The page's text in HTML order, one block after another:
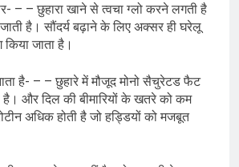
– – छुहारा खाने से त्वचा ग्लो करने लगती है
है। सौंदर्य बढ़ाने के लिए अक्सर ही घरेलू
जाता है।
है- – – छुहारे में मौजूद मोनो सैचुरेटड फैट
और दिल की बीमारियों के खतरे को कम
अधिक होती है जो हड्डियों को मजबूत